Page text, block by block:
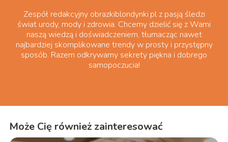
Zespół redakcyjny obrazkiblondynki.pl z pasją śledzi
świat urody, mody i zdrowia. Chcemy dzielić się z Wami
naszą wiedzą i doświadczeniem, tłumacząc nawet
najbardziej skomplikowane trendy w prosty i przystępny
sposób. Razem odkrywamy sekrety piękna i dobrego
samopoczucia!
Może Cię również zainteresować